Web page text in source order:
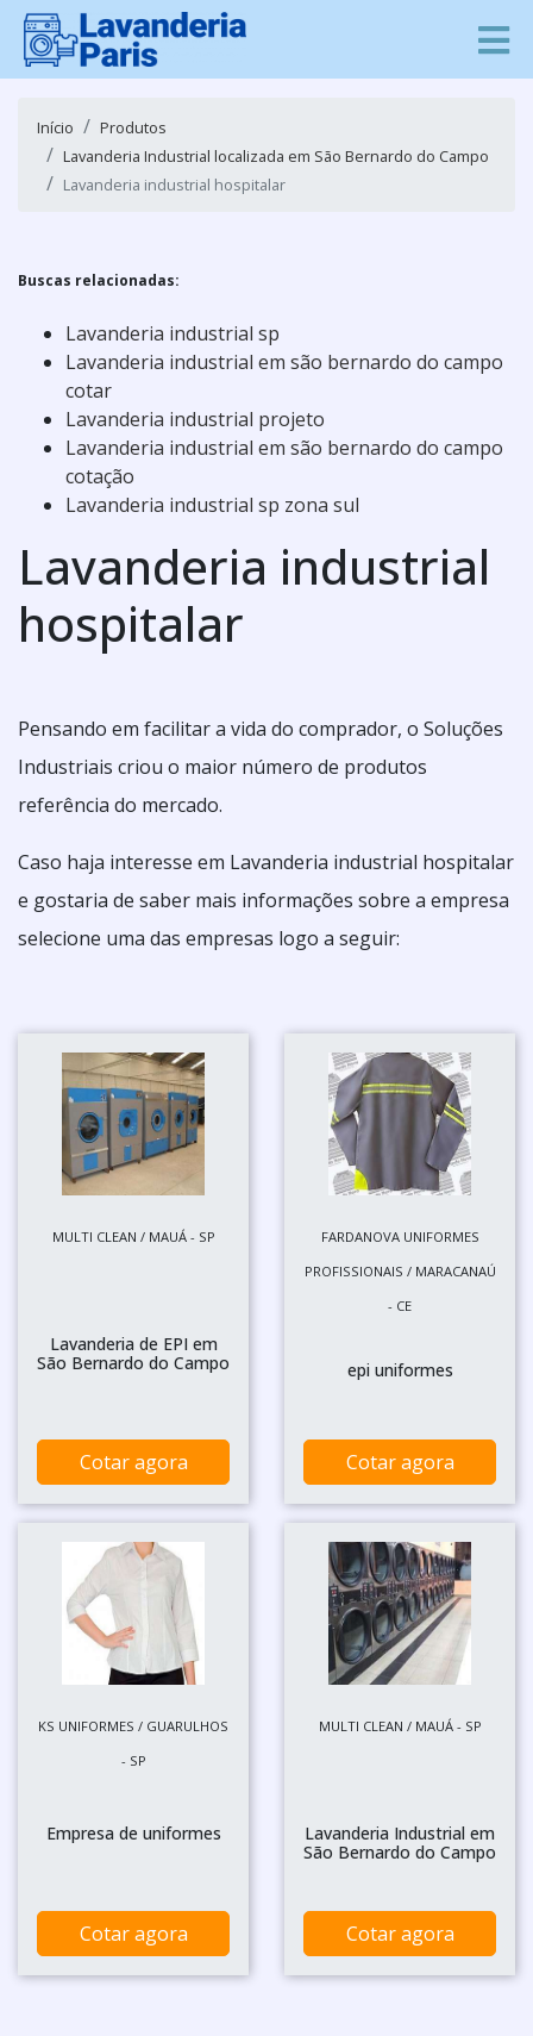
Início
Produtos
Lavanderia Industrial localizada em São Bernardo do Campo
Lavanderia industrial hospitalar
Buscas relacionadas:
Lavanderia industrial sp
Lavanderia industrial em são bernardo do campo
cotar
Lavanderia industrial projeto
Lavanderia industrial em são bernardo do campo
cotação
Lavanderia industrial sp zona sul
Lavanderia industrial
hospitalar
Pensando em facilitar a vida do comprador, o Soluções
Industriais criou o maior número de produtos
referência do mercado.
Caso haja interesse em Lavanderia industrial hospitalar
e gostaria de saber mais informações sobre a empresa
selecione uma das empresas logo a seguir:
MULTI CLEAN / MAUÁ - SP
Lavanderia de EPI em
São Bernardo do Campo
Cotar agora
FARDANOVA UNIFORMES
PROFISSIONAIS / MARACANAÚ
- CE
epi uniformes
Cotar agora
KS UNIFORMES / GUARULHOS
- SP
Empresa de uniformes
Cotar agora
MULTI CLEAN / MAUÁ - SP
Lavanderia Industrial em
São Bernardo do Campo
Cotar agora